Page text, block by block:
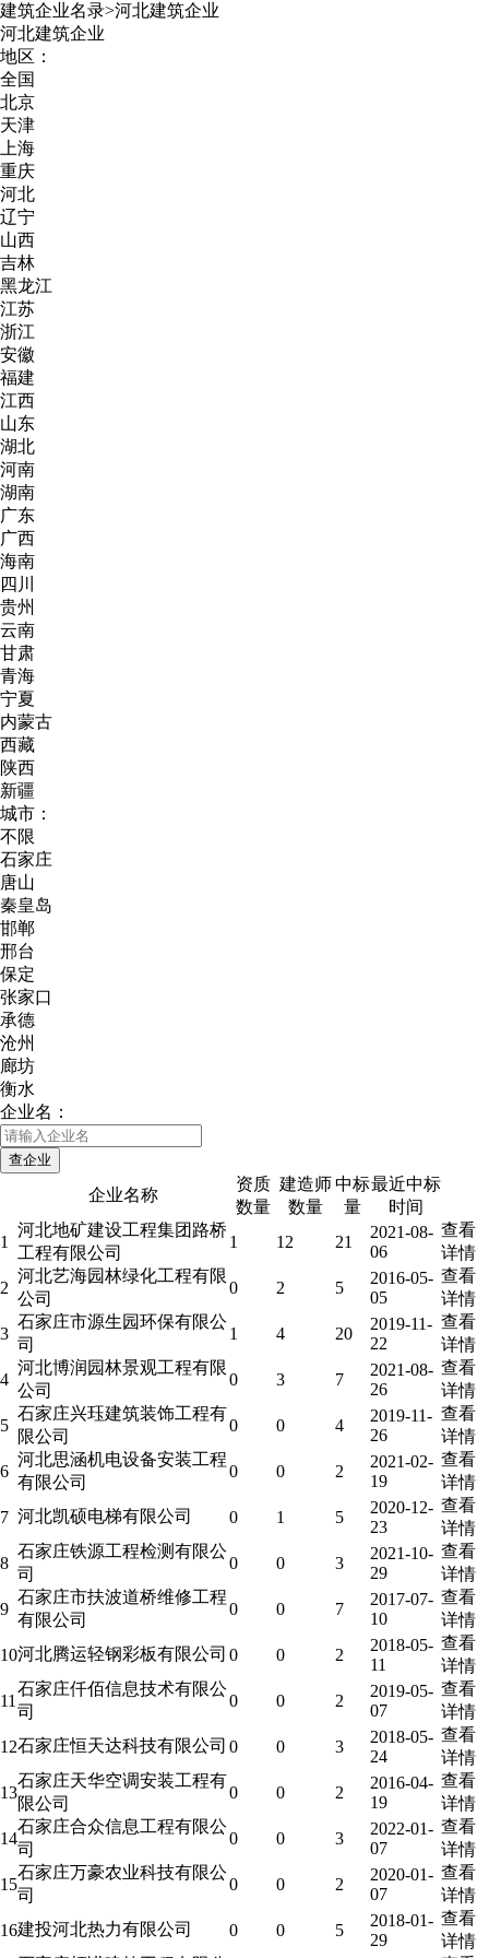
建筑企业名录>河北建筑企业
河北建筑企业
地区：
全国
北京
天津
上海
重庆
河北
辽宁
山西
吉林
黑龙江
江苏
浙江
安徽
福建
江西
山东
湖北
河南
湖南
广东
广西
海南
四川
贵州
云南
甘肃
青海
宁夏
内蒙古
西藏
陕西
新疆
城市：
不限
石家庄
唐山
秦皇岛
邯郸
邢台
保定
张家口
承德
沧州
廊坊
衡水
企业名：
企业名称
资质
数量
建造师
数量
中标
量
最近中标
时间
1
河北地矿建设工程集团路桥
工程有限公司
1 12 21
2021-08-
06
查看
详情
2
河北艺海园林绿化工程有限
公司
0 2 5
2016-05-
05
查看
详情
3
石家庄市源生园环保有限公
司
1 4 20
2019-11-
22
查看
详情
4
河北博润园林景观工程有限
公司
0 3 7
2021-08-
26
查看
详情
5
石家庄兴珏建筑装饰工程有
限公司
0 0 4
2019-11-
26
查看
详情
6
河北思涵机电设备安装工程
有限公司
0 0 2
2021-02-
19
查看
详情
7 河北凯硕电梯有限公司 0 1 5
2020-12-
23
查看
详情
8
石家庄铁源工程检测有限公
司
0 0 3
2021-10-
29
查看
详情
9
石家庄市扶波道桥维修工程
有限公司
0 0 7
2017-07-
10
查看
详情
10河北腾运轻钢彩板有限公司 0 0 2
2018-05-
11
查看
详情
11
石家庄仟佰信息技术有限公
司
0 0 2
2019-05-
07
查看
详情
12石家庄恒天达科技有限公司 0 0 3
2018-05-
24
查看
详情
13
石家庄天华空调安装工程有
限公司
0 0 2
2016-04-
19
查看
详情
14
石家庄合众信息工程有限公
司
0 0 3
2022-01-
07
查看
详情
15
石家庄万豪农业科技有限公
司
0 0 2
2020-01-
07
查看
详情
16建投河北热力有限公司 0 0 5
2018-01-
29
查看
详情